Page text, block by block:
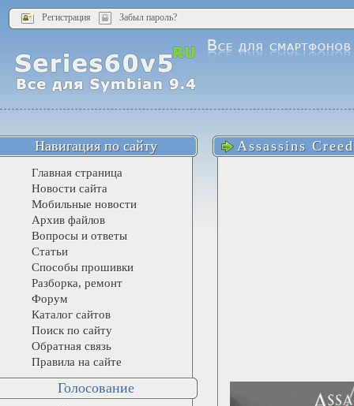
Регистрация Забыл пароль?
Assassins Creed
Навигация по сайту
Главная страница
Новости сайта
Мобильные новости
Архив файлов
Вопросы и ответы
Статьи
Способы прошивки
Разборка, ремонт
Форум
Каталог сайтов
Поиск по сайту
Обратная связь
Правила на сайте
Голосование